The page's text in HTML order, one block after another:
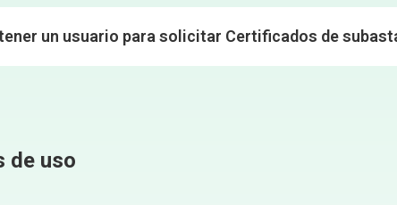
un usuario para solicitar Certificados de
de uso